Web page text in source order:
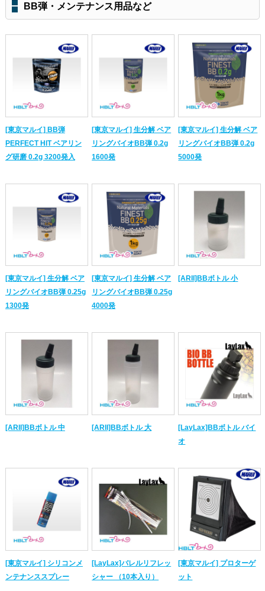
BB弾・メンテナンス用品など
[東京マルイ] BB弾
PERFECT HIT ベアリン
グ研磨 0.2g 3200発入
[東京マルイ] 生分解 ベア
リングバイオBB弾 0.2g
1600発
[東京マルイ] 生分解 ベア
リングバイオBB弾 0.2g
5000発
[東京マルイ] 生分解 ベア
リングバイオBB弾 0.25g
1300発
[東京マルイ] 生分解 ベア
リングバイオBB弾 0.25g
4000発
[ARII]BBボトル 小
[ARII]BBボトル 中 [ARII]BBボトル 大
[LayLax]BBボトル バイ
オ
[東京マルイ] シリコンメ
ンテナンススプレー
[LayLax]バレルリフレッ
シャー （10本入り）
[東京マルイ] プロターゲ
ット